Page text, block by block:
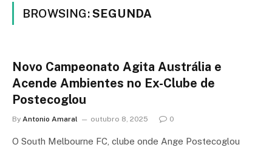
BROWSING:SEGUNDA
Novo Campeonato Agita Austrália e
Acende Ambientes no Ex-Clube de
Postecoglou
By Antonio Amaral outubro 8, 2025 0
O South Melbourne FC, clube onde Ange Postecoglou